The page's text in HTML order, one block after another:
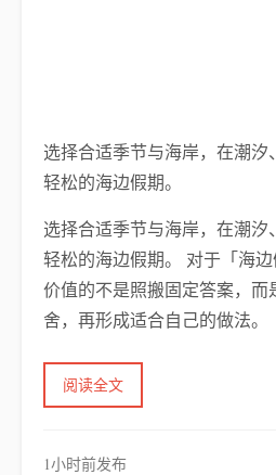
选择合适季节与海岸，在潮
轻松的海边假期。
选择合适季节与海岸，在潮
轻松的海边假期。 对于「海
价值的不是照搬固定答案，而
舍，再形成适合自己的做法。
阅读全文
1小时前发布